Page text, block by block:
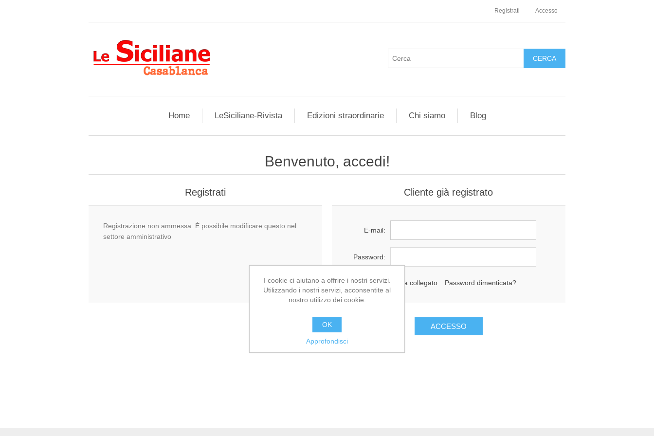
Registrati Accesso
Home LeSiciliane-Rivista Edizioni straordinarie Chi siamo Blog
Benvenuto, accedi!
Registrati
Registrazione non ammessa. È possibile modificare questo nel
settore amministrativo
Cliente già registrato
E-mail:
Password:
Resta collegato Password dimenticata?
I cookie ci aiutano a offrire i nostri servizi.
Utilizzando i nostri servizi, acconsentite al
nostro utilizzo dei cookie.
OK
Approfondisci